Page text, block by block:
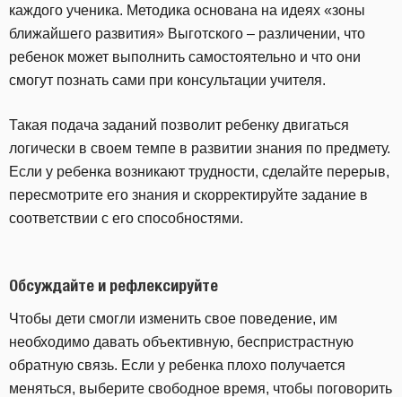
каждого ученика. Методика основана на идеях «зоны
ближайшего развития» Выготского – различении, что
ребенок может выполнить самостоятельно и что они
смогут познать сами при консультации учителя.
Такая подача заданий позволит ребенку двигаться
логически в своем темпе в развитии знания по предмету.
Если у ребенка возникают трудности, сделайте перерыв,
пересмотрите его знания и скорректируйте задание в
соответствии с его способностями.
Обсуждайте и рефлексируйте
Чтобы дети смогли изменить свое поведение, им
необходимо давать объективную, беспристрастную
обратную связь. Если у ребенка плохо получается
меняться, выберите свободное время, чтобы поговорить